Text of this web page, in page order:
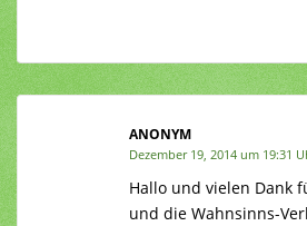
ANONYM
Dezember 19, 2014 um 19:31
Hallo und vielen Dank
und die Wahnsinns-